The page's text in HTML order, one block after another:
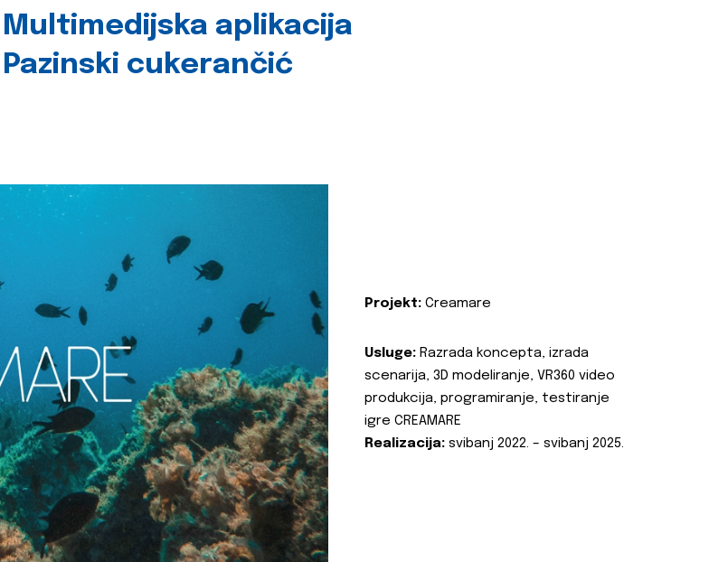
Multimedijska aplikacija
Pazinski cukerančić
Projekt: Creamare
Usluge: Razrada koncepta, izrada
scenarija, 3D modeliranje, VR360 video
produkcija, programiranje, testiranje
igre CREAMARE
Realizacija: svibanj 2022. – svibanj 2025.